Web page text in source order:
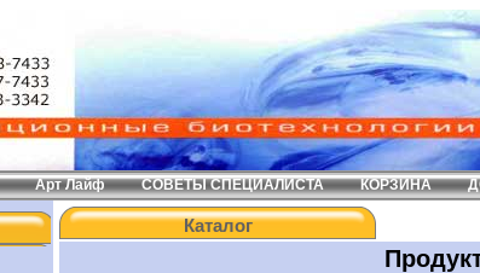
Арт Лайф СОВЕТЫ СПЕЦИАЛИСТА КОРЗИНА
Каталог